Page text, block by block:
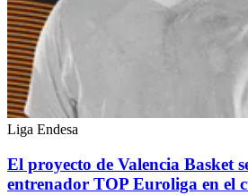
Liga Endesa
El proyecto de Valencia Basket
entrenador TOP Euroliga en el